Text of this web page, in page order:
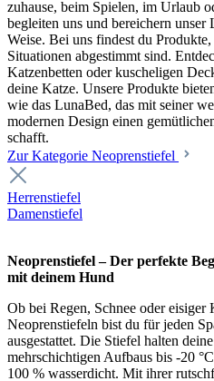
zuhause, beim Spielen, im Urlaub
begleiten uns und bereichern unser
Weise. Bei uns findest du
Situationen abgestimmt sind.
Katzenbetten oder kuscheligen
deine Katze. Unsere Produkte
wie das LunaBed, das mit seiner
modernen Design einen
schafft.
Zur Kategorie Neoprenstiefel
Herrenstiefel
Damenstiefel
Neoprenstiefel – Der perfekte
mit deinem Hund
Ob bei Regen, Schnee oder eisiger
Neoprenstiefeln bist du für jeden
ausgestattet. Die Stiefel halten
mehrschichtigen Aufbaus bis -20
100 % wasserdicht. Mit ihrer